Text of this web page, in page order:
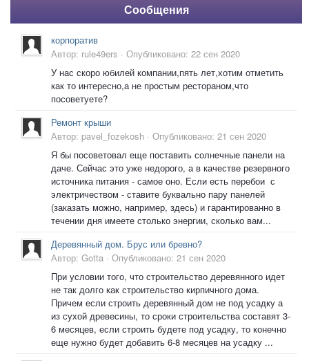
Сообщения
корпоратив
Автор: rule49ers · Опубликовано: 22 сен 2020
У нас скоро юбилей компании,пять лет,хотим отметить
как то интересно,а не простым рестораном,что
посоветуете?
Ремонт крыши
Автор: pavel_fozekosh · Опубликовано: 21 сен 2020
Я бы посоветовал еще поставить солнечные панели на
даче. Сейчас это уже недорого, а в качестве резервного
источника питания - самое оно. Если есть перебои с
электричеством - ставите буквально пару панелей
(заказать можно, например, здесь) и гарантированно в
течении дня имеете столько энергии, сколько вам...
Деревянный дом. Брус или бревно?
Автор: Gotta · Опубликовано: 21 сен 2020
При условии того, что строительство деревянного идет
не так долго как строительство кирпичного дома.
Причем если строить деревянный дом не под усадку а
из сухой древесины, то сроки строительства составят 3-
6 месяцев, если строить будете под усадку, то конечно
еще нужно будет добавить 6-8 месяцев на усадку ...